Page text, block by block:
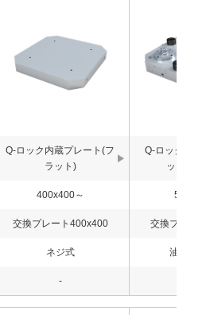
Q-ロック内蔵プレート(フ
ラット)
Q-ロック内蔵
ット本
400x400～
交換プレート400x400 交換プレー
ネジ式 油圧式
-